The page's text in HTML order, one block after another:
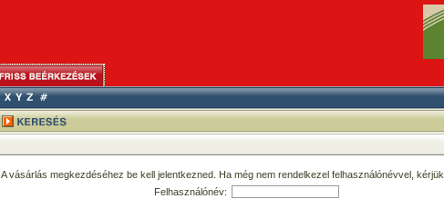
A vásárlás megkezdéséhez be kell jelentkezned. Ha még nem rendelkezel felhasználónévvel, kérjük
Felhasználónév: